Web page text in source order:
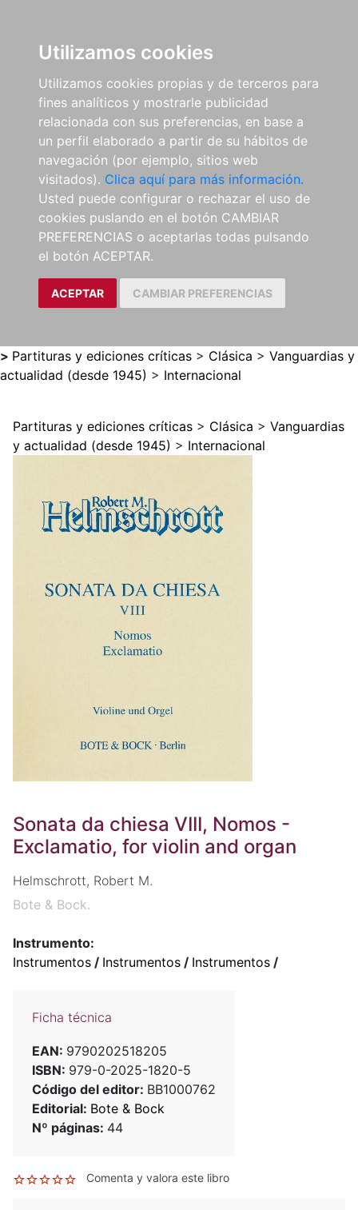
Utilizamos cookies
Utilizamos cookies propias y de terceros para
fines analíticos y mostrarle publicidad
relacionada con sus preferencias, en base a
un perfil elaborado a partir de su hábitos de
navegación (por ejemplo, sitios web
visitados). Clica aquí para más información.
Usted puede configurar o rechazar el uso de
cookies puslando en el botón CAMBIAR
PREFERENCIAS o aceptarlas todas pulsando
el botón ACEPTAR.
ACEPTAR CAMBIAR PREFERENCIAS
> Partituras y ediciones críticas > Clásica > Vanguardias y
actualidad (desde 1945) > Internacional
Partituras y ediciones críticas > Clásica > Vanguardias
y actualidad (desde 1945) > Internacional
Sonata da chiesa VIII, Nomos -
Exclamatio, for violin and organ
Helmschrott, Robert M.
Bote & Bock.
Instrumento:
Instrumentos / Instrumentos / Instrumentos /
Ficha técnica
EAN: 9790202518205
ISBN: 979-0-2025-1820-5
Código del editor: BB1000762
Editorial: Bote & Bock
Nº páginas: 44
Comenta y valora este libro